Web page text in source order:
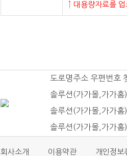
↑ 대용량자료를
도로명주소 우편번호
솔루션(가가몰,가가
솔루션(가가몰,가가
솔루션(가가몰,가가
회사소개 이용약관 개인정보